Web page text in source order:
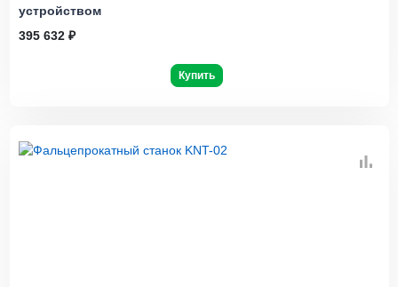
устройством
395 632 ₽
Купить